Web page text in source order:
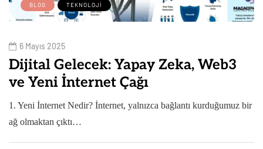
BLOG TEKNOLOJI
6 Mayıs 2025
Dijital Gelecek: Yapay Zeka, Web3
ve Yeni İnternet Çağı
1. Yeni İnternet Nedir? İnternet, yalnızca bağlantı kurduğumuz bir
ağ olmaktan çıktı…